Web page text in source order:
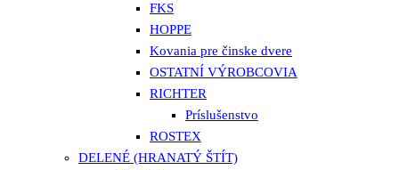
FKS
HOPPE
Kovania pre činske dvere
OSTATNÍ VÝROBCOVIA
RICHTER
Príslušenstvo
ROSTEX
DELENÉ (HRANATÝ ŠTÍT)